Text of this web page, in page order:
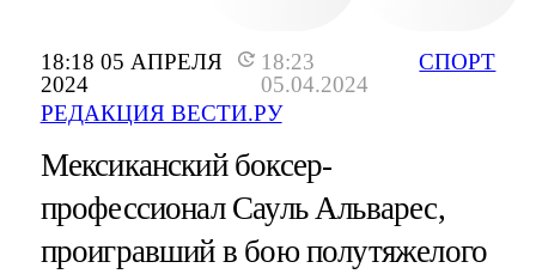
18:18 05 АПРЕЛЯ
2024
18:23
05.04.2024
РЕДАКЦИЯ ВЕСТИ.РУ
СПОРТ
Мексиканский боксер-
профессионал Сауль Альварес,
проигравший в бою полутяжелого